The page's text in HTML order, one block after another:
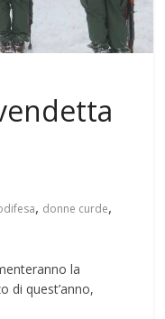
, donne curde,
la
di quest’anno,